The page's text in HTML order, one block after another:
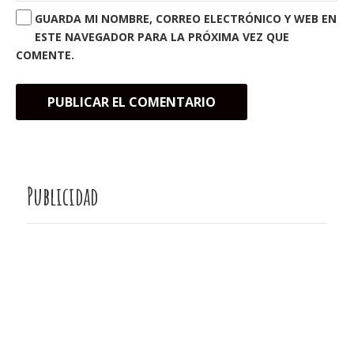
GUARDA MI NOMBRE, CORREO ELECTRÓNICO Y WEB EN
ESTE NAVEGADOR PARA LA PRÓXIMA VEZ QUE
COMENTE.
Publicidad